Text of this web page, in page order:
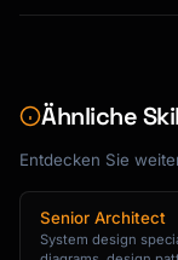
Ähnliche
Entdecken Sie
Senior Architect
System design